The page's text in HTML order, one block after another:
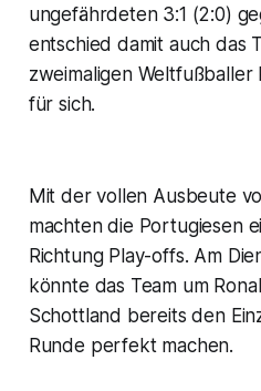
ungefährdeten 3:1 (2:0)
entschied damit auch das
zweimaligen
für sich.
Mit der vollen Ausbeute
machten die Portugiesen
Richtung Play-offs. Am
könnte das Team um
Schottland bereits den
Runde perfekt machen.